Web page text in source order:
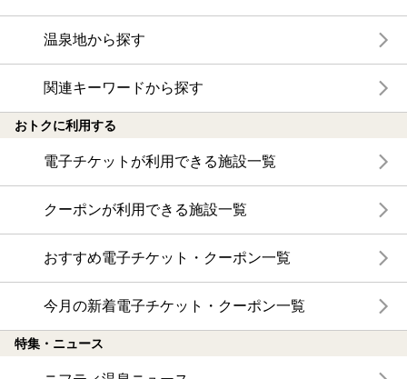
温泉地から探す
関連キーワードから探す
おトクに利用する
電子チケットが利用できる施設一覧
クーポンが利用できる施設一覧
おすすめ電子チケット・クーポン一覧
今月の新着電子チケット・クーポン一覧
特集・ニュース